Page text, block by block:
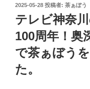
投
稿
日:
2025-05-28 投稿者: 茶ぁぼう
テレビ神奈
100周年！奥
で茶ぁぼう
た。